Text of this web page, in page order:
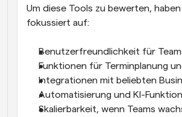
Um diese Tools zu bewerten,
fokussiert auf:
Benutzerfreundlichkeit für
Funktionen für Terminplanung
Integrationen mit beliebten
Automatisierung und KI-
Skalierbarkeit, wenn Teams